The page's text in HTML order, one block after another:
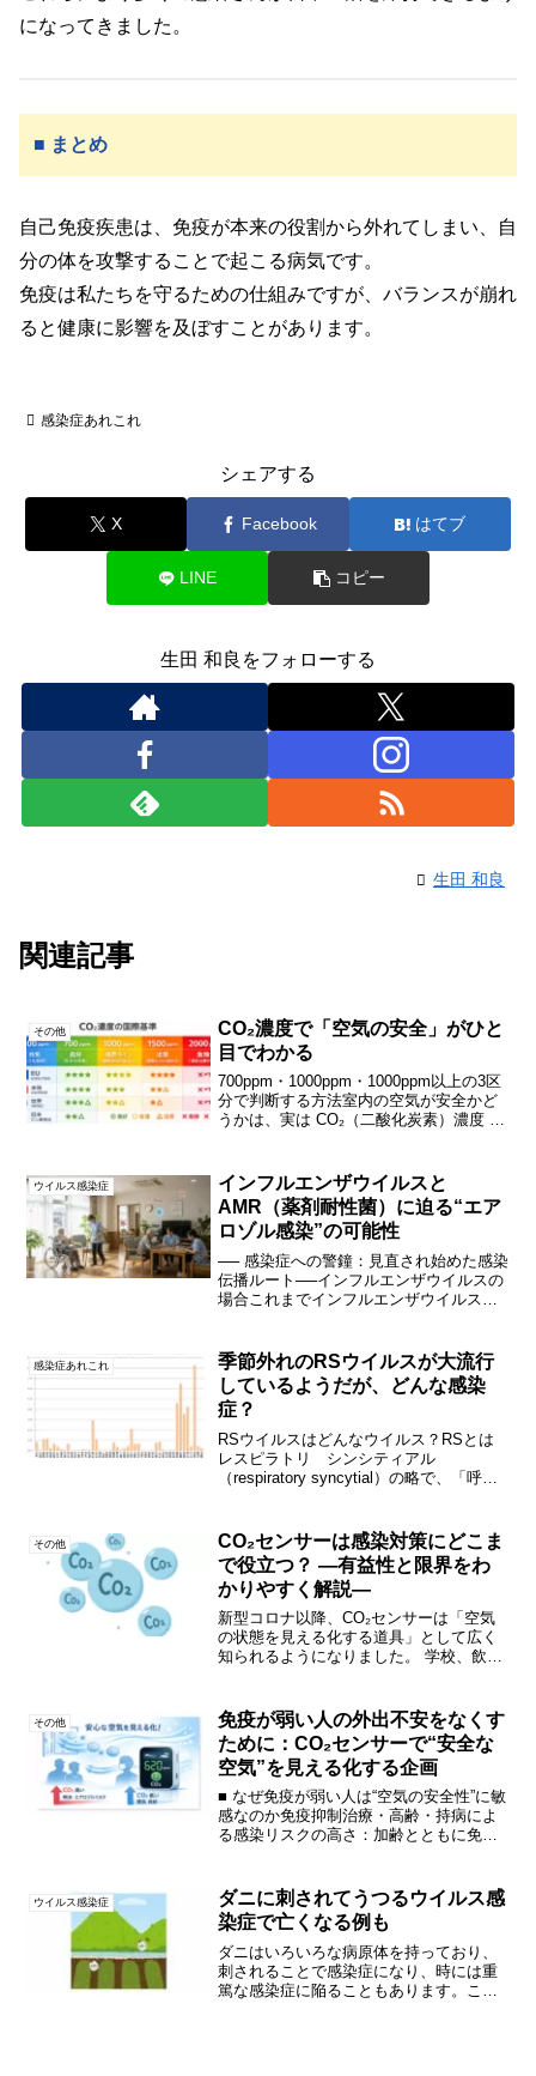
になってきました。
■ まとめ
自己免疫疾患は、免疫が本来の役割から外れてしまい、自
分の体を攻撃することで起こる病気です。
免疫は私たちを守るための仕組みですが、バランスが崩れ
ると健康に影響を及ぼすことがあります。
感染症あれこれ
シェアする
X Facebook はてブ
LINE コピー
生田 和良をフォローする
生田 和良
関連記事
その他
CO₂濃度で「空気の安全」がひと
目でわかる
700ppm・1000ppm・1000ppm以上の3区
分で判断する方法室内の空気が安全かど
うかは、実は CO₂（二酸化炭素）濃度 を
が含まれており、換気が悪いほどC...
ウイルス感染症
インフルエンザウイルスと
AMR（薬剤耐性菌）に迫る“エア
ロゾル感染”の可能性
── 感染症への警鐘：見直され始めた感染
伝播ルート──インフルエンザウイルスの
場合これまでインフルエンザウイルスは
が1〜2メートル以内で落下し、近距離で
の接触が主なリス...
感染症あれこれ
季節外れのRSウイルスが大流行
しているようだが、どんな感染
症？
RSウイルスはどんなウイルス？RSとは
レスピラトリ シンシティアル
（respiratory syncytial）の略で、「呼吸
に伴い、感染した細胞同士がくっついて
大きな...
その他
CO₂センサーは感染対策にどこま
で役立つ？ —有益性と限界をわ
かりやすく解説—
新型コロナ以降、CO₂センサーは「空気
の状態を見える化する道具」として広く
知られるようになりました。 学校、飲食
的機関も使用を推奨しています。しか
し、一般の方からはこん...
その他
免疫が弱い人の外出不安をなくす
ために：CO₂センサーで“安全な
空気”を見える化する企画
■ なぜ免疫が弱い人は“空気の安全性”に敏
感なのか免疫抑制治療・高齢・持病によ
る感染リスクの高さ：加齢とともに免疫
がん患者、自己免疫疾患患者、慢性透析
患者、臓器移植患者...
ウイルス感染症
ダニに刺されてうつるウイルス感
染症で亡くなる例も
ダニはいろいろな病原体を持っており、
刺されることで感染症になり、時には重
篤な感染症に陥ることもあります。この